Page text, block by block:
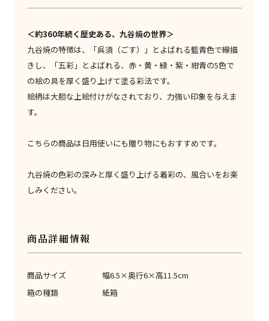
＜約360年続く歴史ある、九谷焼の世界＞
九谷焼の特徴は、「呉須（ごす）」とよばれる藍青色で線描
きし、「五彩」とよばれる、赤・黄・緑・紫・紺青の5色で
の絵の具を厚く盛り上げて塗る彩法です。
絵柄は大胆な上絵付けがなされており、力強い印象を与えま
す。
こちらの商品は日用使いにも贈り物にもおすすめです。
九谷焼の色彩の深みと厚く盛り上げる着彩の、風合いをお楽
しみください。
商品詳細情報
商品サイズ
幅6.5×奥行6×高11.5cm
箱の種類
紙箱